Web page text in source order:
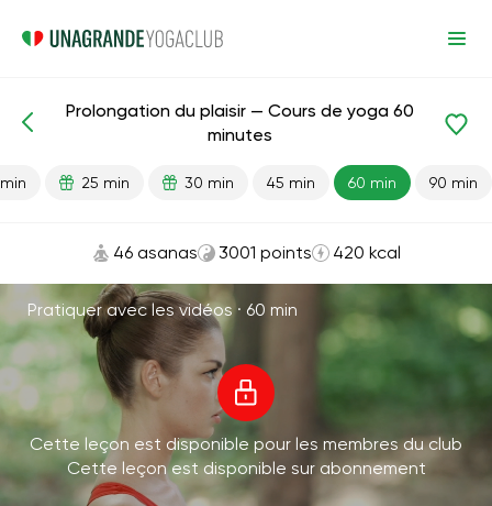
Sexe Énergie
Prolongation du plaisir — Cours de yoga 60
minutes
25 min 30 min 45 min 60 min 90 min
46 asanas 3001 points 420 kcal
Pratiquer avec les vidéos · 60 min
Cette leçon est disponible pour les membres du club
Cette leçon est disponible sur abonnement